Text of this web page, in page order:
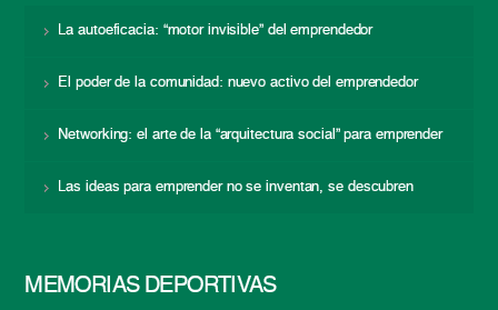
La autoeficacia: “motor invisible” del emprendedor
El poder de la comunidad: nuevo activo del emprendedor
Networking: el arte de la “arquitectura social” para emprender
Las ideas para emprender no se inventan, se descubren
MEMORIAS DEPORTIVAS